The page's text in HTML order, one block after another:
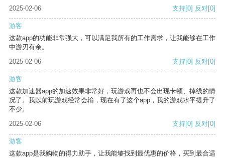
2025-02-06 支持[0] 反对[0]
游客
这款app的功能非常强大，可以满足我所有的工作需求，让我能够在工作
中游刃有余。
2025-02-06
支持[0] 反对[0]
游客
这款加速器app的加速效果非常好，玩游戏再也不会出现卡顿、掉线的情
况了。我以前玩游戏经常会输，现在有了这个app，我的游戏水平提升了
不少。
2025-02-06
支持[0] 反对[0]
游客
这款app是我购物的得力助手，让我能够找到最优惠的价格，买到最合适